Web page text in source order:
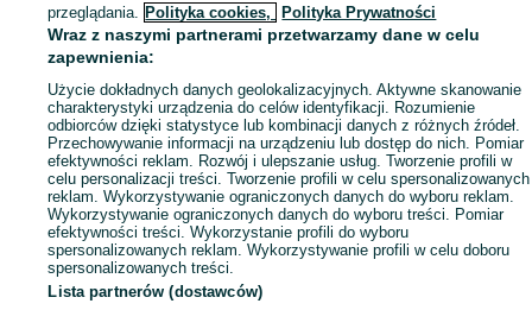
przeglądania. Polityka cookies, Polityka Prywatności
Wraz z naszymi partnerami przetwarzamy dane w celu
zapewnienia:
Użycie dokładnych danych geolokalizacyjnych. Aktywne skanowanie
charakterystyki urządzenia do celów identyfikacji. Rozumienie
odbiorców dzięki statystyce lub kombinacji danych z różnych źródeł.
Przechowywanie informacji na urządzeniu lub dostęp do nich. Pomiar
efektywności reklam. Rozwój i ulepszanie usług. Tworzenie profili w
celu personalizacji treści. Tworzenie profili w celu spersonalizowanych
reklam. Wykorzystywanie ograniczonych danych do wyboru reklam.
Wykorzystywanie ograniczonych danych do wyboru treści. Pomiar
efektywności treści. Wykorzystanie profili do wyboru
spersonalizowanych reklam. Wykorzystywanie profili w celu doboru
spersonalizowanych treści.
Lista partnerów (dostawców)